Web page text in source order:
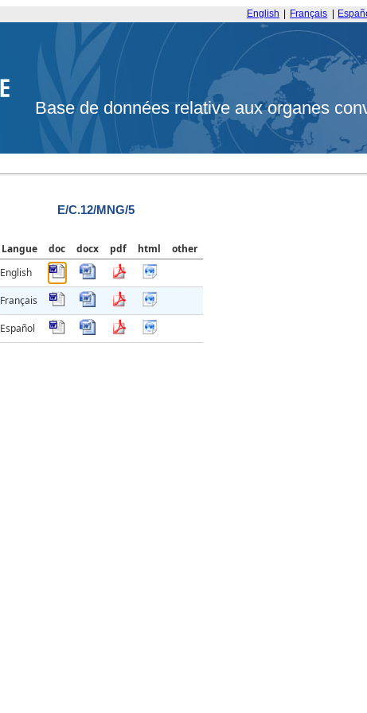
English Français
Base de données relative aux organes
E/C.12/MNG/5
Langue doc docx pdf html
other
English
Français
Español